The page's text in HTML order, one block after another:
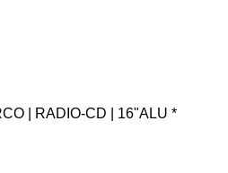
| RADIO-CD | 16"ALU *